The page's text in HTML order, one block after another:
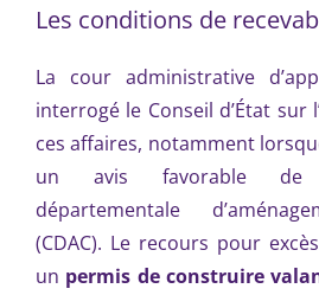
Les conditions de
La cour administrative
interrogé le Conseil d’État sur
ces affaires, notamment
un avis favorable de
départementale
(CDAC). Le recours pour
un permis de construire